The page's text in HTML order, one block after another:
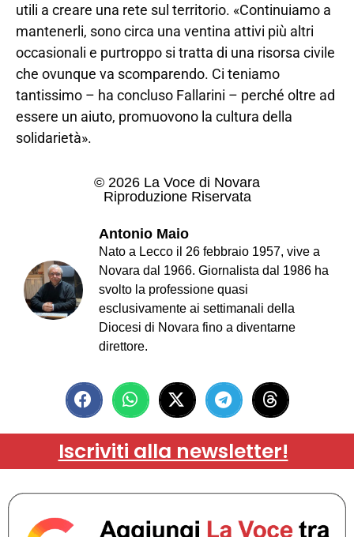
utili a creare una rete sul territorio. «Continuiamo a
mantenerli, sono circa una ventina attivi più altri
occasionali e purtroppo si tratta di una risorsa civile
che ovunque va scomparendo. Ci teniamo
tantissimo – ha concluso Fallarini – perché oltre ad
essere un aiuto, promuovono la cultura della
solidarietà».
© 2026 La Voce di Novara
Riproduzione Riservata
Antonio Maio
Nato a Lecco il 26 febbraio 1957, vive a
Novara dal 1966. Giornalista dal 1986 ha
svolto la professione quasi
esclusivamente ai settimanali della
Diocesi di Novara fino a diventarne
direttore.
Iscriviti alla newsletter!